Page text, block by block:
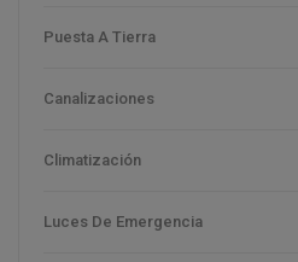
Puesta A Tierra
Canalizaciones
Climatización
Luces De Emergencia